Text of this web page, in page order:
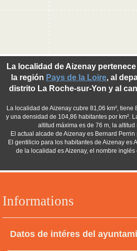
Informations
Datos de intéres del
La localidad de Aizenay
la región Pays de la Loire, al
distrito La Roche-sur-Yon y al
La localidad de Aizenay cubre 81,06 km²,
y una densidad de 104,86 habitantes por km².
altitud máxima es de 76 m, la altitud
El actual alcade de Aizenay es Bernard
El gentilicio para los habitantes de Aizenay es
de la localidad es Aizenay, el nombre